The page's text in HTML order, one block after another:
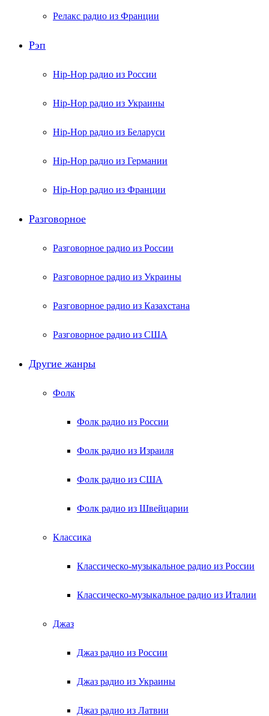
Релакс радио из Франции
Рэп
Hip-Hop радио из России
Hip-Hop радио из Украины
Hip-Hop радио из Беларуси
Hip-Hop радио из Германии
Hip-Hop радио из Франции
Разговорное
Разговорное радио из России
Разговорное радио из Украины
Разговорное радио из Казахстана
Разговорное радио из США
Другие жанры
Фолк
Фолк радио из России
Фолк радио из Израиля
Фолк радио из США
Фолк радио из Швейцарии
Классика
Классическо-музыкальное радио из России
Классическо-музыкальное радио из Италии
Джаз
Джаз радио из России
Джаз радио из Украины
Джаз радио из Латвии